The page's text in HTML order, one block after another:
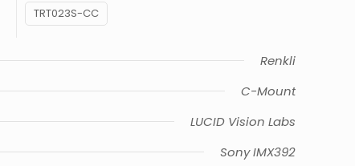
TRT023S-CC
Renkli
C-Mount
LUCID Vision Labs
Sony IMX392